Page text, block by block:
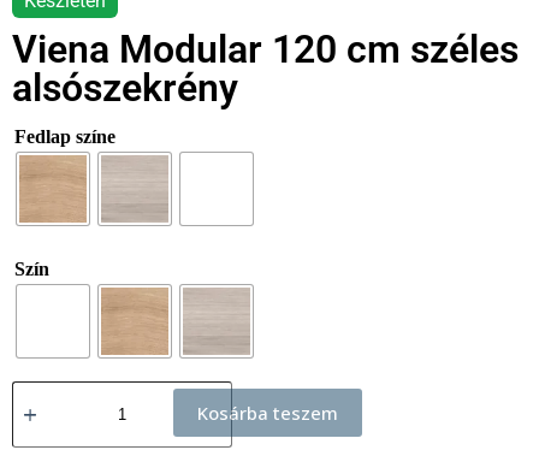
Viena Modular 120 cm széles
alsószekrény
Fedlap színe
Szín
Kosárba teszem